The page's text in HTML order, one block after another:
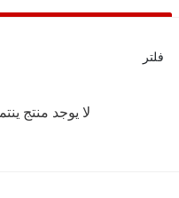
فلتر
لا يوجد منتج